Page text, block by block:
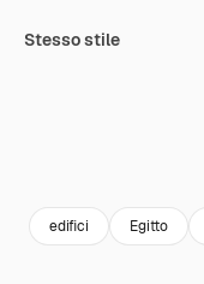
Stesso stile
edifici Egitto